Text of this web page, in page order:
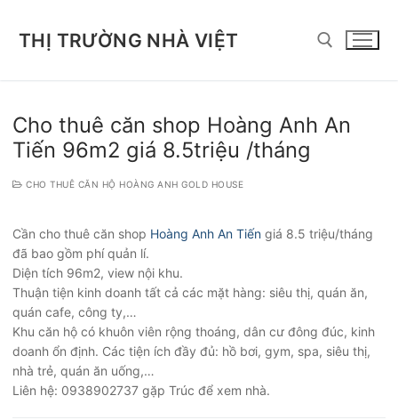
THỊ TRƯỜNG NHÀ VIỆT
Cho thuê căn shop Hoàng Anh An
Tiến 96m2 giá 8.5triệu /tháng
CHO THUÊ CĂN HỘ HOÀNG ANH GOLD HOUSE
Cần cho thuê căn shop Hoàng Anh An Tiến giá 8.5 triệu/tháng
đã bao gồm phí quản lí.
Diện tích 96m2, view nội khu.
Thuận tiện kinh doanh tất cả các mặt hàng: siêu thị, quán ăn,
quán cafe, công ty,…
Khu căn hộ có khuôn viên rộng thoáng, dân cư đông đúc, kinh
doanh ổn định. Các tiện ích đầy đủ: hồ bơi, gym, spa, siêu thị,
nhà trẻ, quán ăn uống,…
Liên hệ: 0938902737 gặp Trúc để xem nhà.